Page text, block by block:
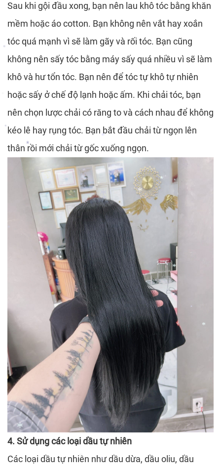
*
*
*
*
*
*
*
*
*
*
*
Sau khi gội đầu xong, bạn nên lau khô tóc bằng khăn
mềm hoặc áo cotton. Bạn không nên vắt hay xoắn
tóc quá mạnh vì sẽ làm gãy và rối tóc. Bạn cũng
không nên sấy tóc bằng máy sấy quá nhiều vì sẽ làm
khô và hư tổn tóc. Bạn nên để tóc tự khô tự nhiên
hoặc sấy ở chế độ lạnh hoặc ấm. Khi chải tóc, bạn
nên chọn lược chải có răng to và cách nhau để không
kéo lê hay rụng tóc. Bạn bắt đầu chải từ ngọn lên
thân rồi mới chải từ gốc xuống ngọn.
4. Sử dụng các loại dầu tự nhiên
Các loại dầu tự nhiên như dầu dừa, dầu oliu, dầu